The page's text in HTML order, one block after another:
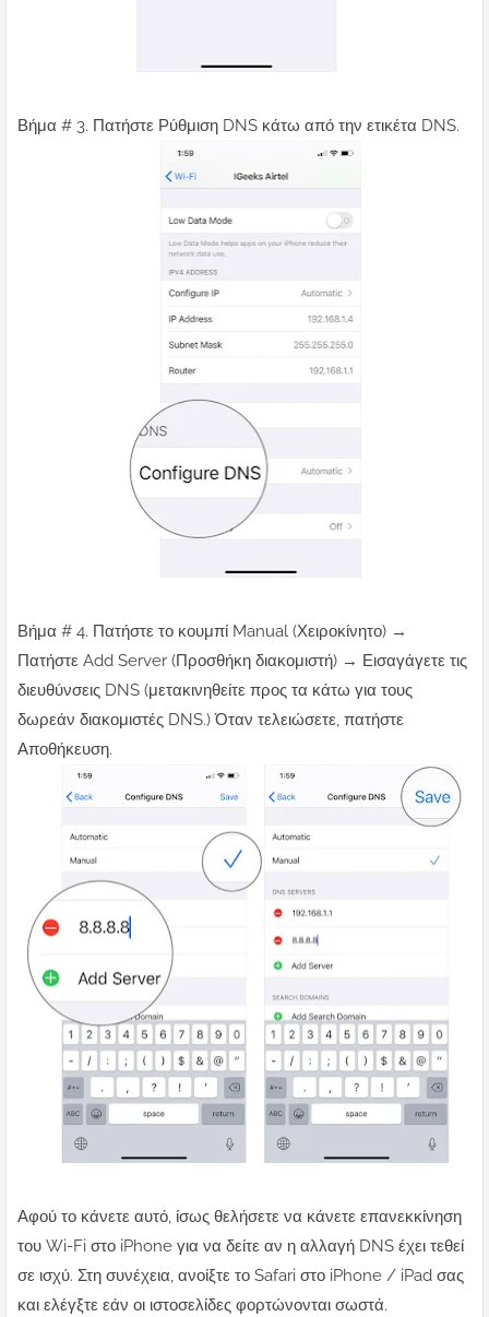
Βήμα # 3. Πατήστε Ρύθμιση DNS κάτω από την ετικέτα DNS.
Βήμα # 4. Πατήστε το κουμπί Manual (Χειροκίνητο) →
Πατήστε Add Server (Προσθήκη διακομιστή) → Εισαγάγετε τις
διευθύνσεις DNS (μετακινηθείτε προς τα κάτω για τους
δωρεάν διακομιστές DNS.) Όταν τελειώσετε, πατήστε
Αποθήκευση.
Αφού το κάνετε αυτό, ίσως θελήσετε να κάνετε επανεκκίνηση
του Wi-Fi στο iPhone για να δείτε αν η αλλαγή DNS έχει τεθεί
σε ισχύ. Στη συνέχεια, ανοίξτε το Safari στο iPhone / iPad σας
και ελέγξτε εάν οι ιστοσελίδες φορτώνονται σωστά.